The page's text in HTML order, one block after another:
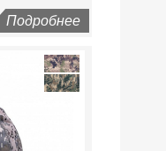
Подробнее